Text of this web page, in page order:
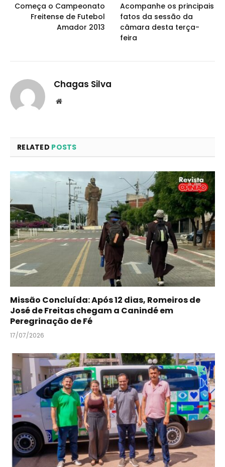
Começa o Campeonato
Freitense de Futebol
Amador 2013
Acompanhe os principais
fatos da sessão da
câmara desta terça-
feira
Chagas Silva
Website
RELATED POSTS
Missão Concluída: Após 12 dias, Romeiros de
José de Freitas chegam a Canindé em
Peregrinação de Fé
17/07/2026